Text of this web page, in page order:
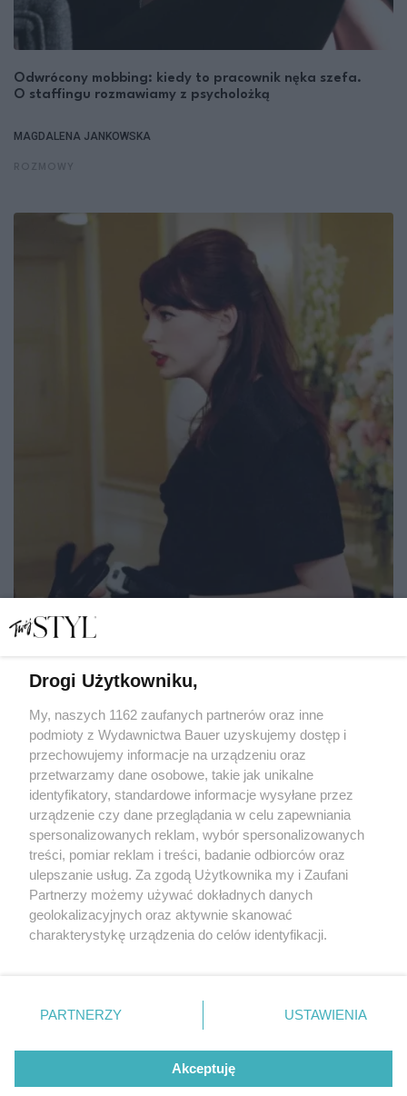
Odwrócony mobbing: kiedy to pracownik nęka szefa.
O staffingu rozmawiamy z psycholożką
MAGDALENA JANKOWSKA
jest idealnie? Rozmawiamy z psycholożką
JAGNA KACZANOWSKA
ROZMOWY
POLITYKA PRYWATNOŚCI
Drogi Użytkowniku,
My, naszych 1162 zaufanych partnerów oraz inne
podmioty z Wydawnictwa Bauer uzyskujemy dostęp i
przechowujemy informacje na urządzeniu oraz
przetwarzamy dane osobowe, takie jak unikalne
identyfikatory, standardowe informacje wysyłane przez
urządzenie czy dane przeglądania w celu zapewniania
spersonalizowanych reklam, wybór spersonalizowanych
treści, pomiar reklam i treści, badanie odbiorców oraz
ulepszanie usług. Za zgodą Użytkownika my i Zaufani
Partnerzy możemy używać dokładnych danych
geolokalizacyjnych oraz aktywnie skanować
charakterystykę urządzenia do celów identyfikacji.
zmienić/wycofać klikając przycisk ustawień prywatności
znajdujący się w lewym dolnym rogu strony
rodzaje przetwarzania danych nie wymagają zgody
użytkownika, ale masz prawo sprzeciwić się takiemu
PARTNERZY USTAWIENIA
Akceptuję